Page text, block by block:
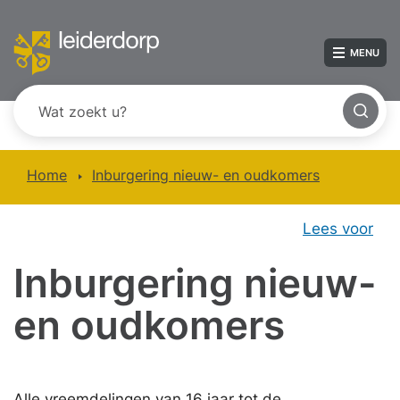
MENU
Home Inburgering nieuw- en oudkomers
Lees voor
Inburgering nieuw-
en oudkomers